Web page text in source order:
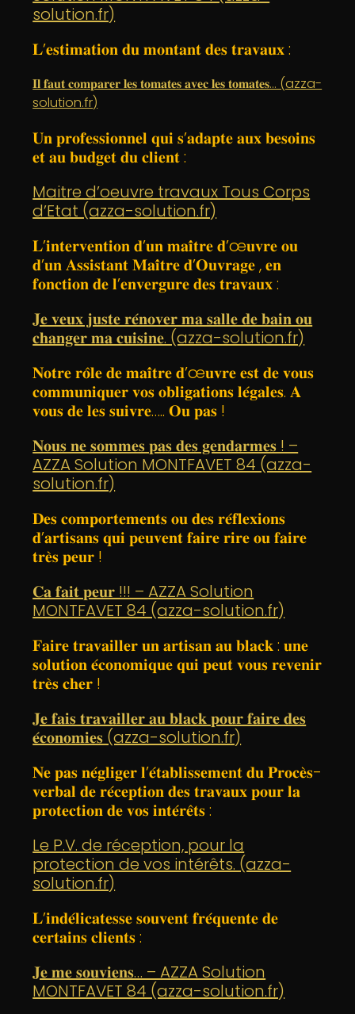
solution.fr)
𝐋’𝐞𝐬𝐭𝐢𝐦𝐚𝐭𝐢𝐨𝐧 𝐝𝐮 𝐦𝐨𝐧𝐭𝐚𝐧𝐭 𝐝𝐞𝐬 𝐭𝐫𝐚𝐯𝐚𝐮𝐱 :
𝐈𝐥 𝐟𝐚𝐮𝐭 𝐜𝐨𝐦𝐩𝐚𝐫𝐞𝐫 𝐥𝐞𝐬 𝐭𝐨𝐦𝐚𝐭𝐞𝐬 𝐚𝐯𝐞𝐜 𝐥𝐞𝐬 𝐭𝐨𝐦𝐚𝐭𝐞𝐬… (azza-
solution.fr)
𝐔𝐧 𝐩𝐫𝐨𝐟𝐞𝐬𝐬𝐢𝐨𝐧𝐧𝐞𝐥 𝐪𝐮𝐢 𝐬’𝐚𝐝𝐚𝐩𝐭𝐞 𝐚𝐮𝐱 𝐛𝐞𝐬𝐨𝐢𝐧𝐬
𝐞𝐭 𝐚𝐮 𝐛𝐮𝐝𝐠𝐞𝐭 𝐝𝐮 𝐜𝐥𝐢𝐞𝐧𝐭 :
Maitre d’oeuvre travaux Tous Corps
d’Etat (azza-solution.fr)
𝐋’𝐢𝐧𝐭𝐞𝐫𝐯𝐞𝐧𝐭𝐢𝐨𝐧 𝐝’𝐮𝐧 𝐦𝐚𝐢̂𝐭𝐫𝐞 𝐝’œ𝐮𝐯𝐫𝐞 𝐨𝐮
𝐝’𝐮𝐧 𝐀𝐬𝐬𝐢𝐬𝐭𝐚𝐧𝐭 𝐌𝐚𝐢̂𝐭𝐫𝐞 𝐝’𝐎𝐮𝐯𝐫𝐚𝐠𝐞 , 𝐞𝐧
𝐟𝐨𝐧𝐜𝐭𝐢𝐨𝐧 𝐝𝐞 𝐥’𝐞𝐧𝐯𝐞𝐫𝐠𝐮𝐫𝐞 𝐝𝐞𝐬 𝐭𝐫𝐚𝐯𝐚𝐮𝐱 :
𝐉𝐞 𝐯𝐞𝐮𝐱 𝐣𝐮𝐬𝐭𝐞 𝐫𝐞́𝐧𝐨𝐯𝐞𝐫 𝐦𝐚 𝐬𝐚𝐥𝐥𝐞 𝐝𝐞 𝐛𝐚𝐢𝐧 𝐨𝐮
𝐜𝐡𝐚𝐧𝐠𝐞𝐫 𝐦𝐚 𝐜𝐮𝐢𝐬𝐢𝐧𝐞. (azza-solution.fr)
𝐍𝐨𝐭𝐫𝐞 𝐫𝐨̂𝐥𝐞 𝐝𝐞 𝐦𝐚𝐢̂𝐭𝐫𝐞 𝐝’œ𝐮𝐯𝐫𝐞 𝐞𝐬𝐭 𝐝𝐞 𝐯𝐨𝐮𝐬
𝐜𝐨𝐦𝐦𝐮𝐧𝐢𝐪𝐮𝐞𝐫 𝐯𝐨𝐬 𝐨𝐛𝐥𝐢𝐠𝐚𝐭𝐢𝐨𝐧𝐬 𝐥𝐞́𝐠𝐚𝐥𝐞𝐬. 𝐀
𝐯𝐨𝐮𝐬 𝐝𝐞 𝐥𝐞𝐬 𝐬𝐮𝐢𝐯𝐫𝐞….. 𝐎𝐮 𝐩𝐚𝐬 !
𝐍𝐨𝐮𝐬 𝐧𝐞 𝐬𝐨𝐦𝐦𝐞𝐬 𝐩𝐚𝐬 𝐝𝐞𝐬 𝐠𝐞𝐧𝐝𝐚𝐫𝐦𝐞𝐬 ! –
AZZA Solution MONTFAVET 84 (azza-
solution.fr)
𝐃𝐞𝐬 𝐜𝐨𝐦𝐩𝐨𝐫𝐭𝐞𝐦𝐞𝐧𝐭𝐬 𝐨𝐮 𝐝𝐞𝐬 𝐫𝐞́𝐟𝐥𝐞𝐱𝐢𝐨𝐧𝐬
𝐝’𝐚𝐫𝐭𝐢𝐬𝐚𝐧𝐬 𝐪𝐮𝐢 𝐩𝐞𝐮𝐯𝐞𝐧𝐭 𝐟𝐚𝐢𝐫𝐞 𝐫𝐢𝐫𝐞 𝐨𝐮 𝐟𝐚𝐢𝐫𝐞
𝐭𝐫𝐞̀𝐬 𝐩𝐞𝐮𝐫 !
𝐂𝐚 𝐟𝐚𝐢𝐭 𝐩𝐞𝐮𝐫 !!! – AZZA Solution
MONTFAVET 84 (azza-solution.fr)
𝐅𝐚𝐢𝐫𝐞 𝐭𝐫𝐚𝐯𝐚𝐢𝐥𝐥𝐞𝐫 𝐮𝐧 𝐚𝐫𝐭𝐢𝐬𝐚𝐧 𝐚𝐮 𝐛𝐥𝐚𝐜𝐤 : 𝐮𝐧𝐞
𝐬𝐨𝐥𝐮𝐭𝐢𝐨𝐧 𝐞́𝐜𝐨𝐧𝐨𝐦𝐢𝐪𝐮𝐞 𝐪𝐮𝐢 𝐩𝐞𝐮𝐭 𝐯𝐨𝐮𝐬 𝐫𝐞𝐯𝐞𝐧𝐢𝐫
𝐭𝐫𝐞̀𝐬 𝐜𝐡𝐞𝐫 !
𝐉𝐞 𝐟𝐚𝐢𝐬 𝐭𝐫𝐚𝐯𝐚𝐢𝐥𝐥𝐞𝐫 𝐚𝐮 𝐛𝐥𝐚𝐜𝐤 𝐩𝐨𝐮𝐫 𝐟𝐚𝐢𝐫𝐞 𝐝𝐞𝐬
𝐞́𝐜𝐨𝐧𝐨𝐦𝐢𝐞𝐬 (azza-solution.fr)
𝐍𝐞 𝐩𝐚𝐬 𝐧𝐞́𝐠𝐥𝐢𝐠𝐞𝐫 𝐥’𝐞́𝐭𝐚𝐛𝐥𝐢𝐬𝐬𝐞𝐦𝐞𝐧𝐭 𝐝𝐮 𝐏𝐫𝐨𝐜𝐞̀𝐬-
𝐯𝐞𝐫𝐛𝐚𝐥 𝐝𝐞 𝐫𝐞́𝐜𝐞𝐩𝐭𝐢𝐨𝐧 𝐝𝐞𝐬 𝐭𝐫𝐚𝐯𝐚𝐮𝐱 𝐩𝐨𝐮𝐫 𝐥𝐚
𝐩𝐫𝐨𝐭𝐞𝐜𝐭𝐢𝐨𝐧 𝐝𝐞 𝐯𝐨𝐬 𝐢𝐧𝐭𝐞́𝐫𝐞̂𝐭𝐬 :
Le P.V. de réception, pour la
protection de vos intérêts. (azza-
solution.fr)
𝐋’𝐢𝐧𝐝𝐞́𝐥𝐢𝐜𝐚𝐭𝐞𝐬𝐬𝐞 𝐬𝐨𝐮𝐯𝐞𝐧𝐭 𝐟𝐫𝐞́𝐪𝐮𝐞𝐧𝐭𝐞 𝐝𝐞
𝐜𝐞𝐫𝐭𝐚𝐢𝐧𝐬 𝐜𝐥𝐢𝐞𝐧𝐭𝐬 :
𝐉𝐞 𝐦𝐞 𝐬𝐨𝐮𝐯𝐢𝐞𝐧𝐬… – AZZA Solution
MONTFAVET 84 (azza-solution.fr)